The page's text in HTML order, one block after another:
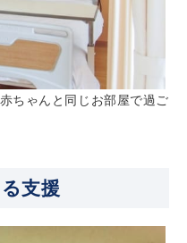
ちゃんと同じお部屋で過ご
支援